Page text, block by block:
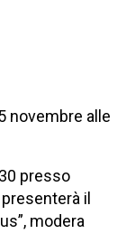
novembre alle
presso
il
modera